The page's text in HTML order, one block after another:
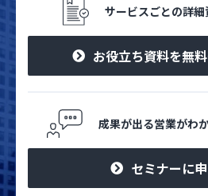
サービスごとの詳
お役立ち資料を無
成果が出る営業がわ
セミナーに